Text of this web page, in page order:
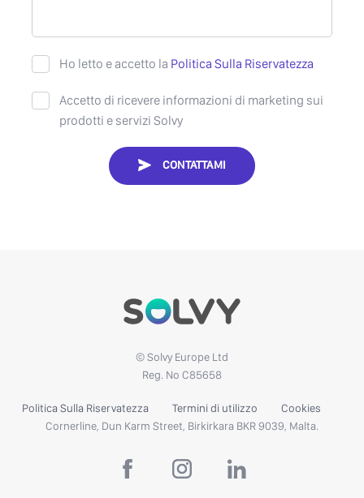
Ho letto e accetto la Politica Sulla Riservatezza
Accetto di ricevere informazioni di marketing sui
prodotti e servizi Solvy
CONTATTAMI
© Solvy Europe Ltd
Reg. No C85658
Politica Sulla Riservatezza Termini di utilizzo
Cookies
Cornerline, Dun Karm Street, Birkirkara BKR 9039, Malta.